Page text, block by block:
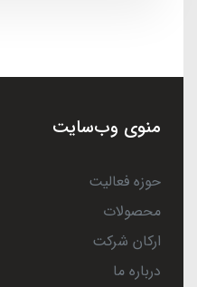
منوی وب‌سایت
حوزه فعالیت
محصولات
ارکان شرکت
درباره ما